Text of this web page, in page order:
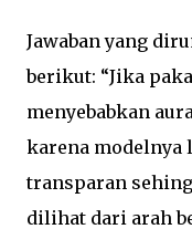
Jawaban yang
berikut: “Jika
menyebabkan
karena modelnya
transparan
dilihat dari arah